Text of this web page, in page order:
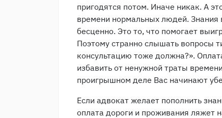
пригодятся потом. Иначе никак. А
времени нормальных людей. Знания
бесценно. Это то, что помогает
Поэтому странно слышать вопросы
консультацию тоже должна?».
избавить от ненужной траты
проигрышном деле Вас начинают
Если адвокат желает пополнить
оплата дороги и проживания ляжет